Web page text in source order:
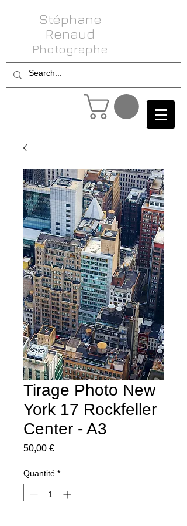
Stéphane
Renaud
Photog raphe
Tirage Photo New
York 17 Rockfeller
Center - A3
50,00 €Prix
Quantité *